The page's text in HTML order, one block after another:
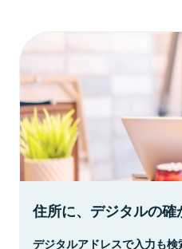
住所に、デジタルの確
デジタルアドレスで入力も検